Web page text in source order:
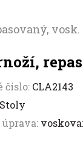
vosk.
číslo: CLA2143
Stoly